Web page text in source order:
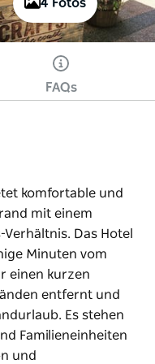
4 Fotos
FAQs
komfortable und
mit einem
Das Hotel
Minuten vom
einen kurzen
entfernt und
Es stehen
Familieneinheiten
und